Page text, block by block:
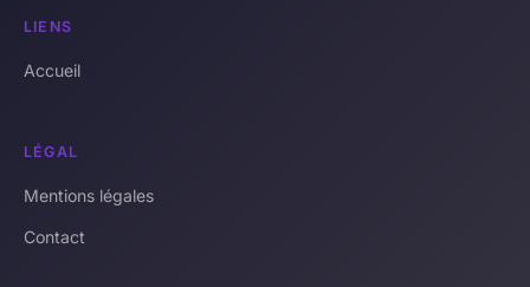
LIENS
Accueil
LÉGAL
Mentions légales
Contact